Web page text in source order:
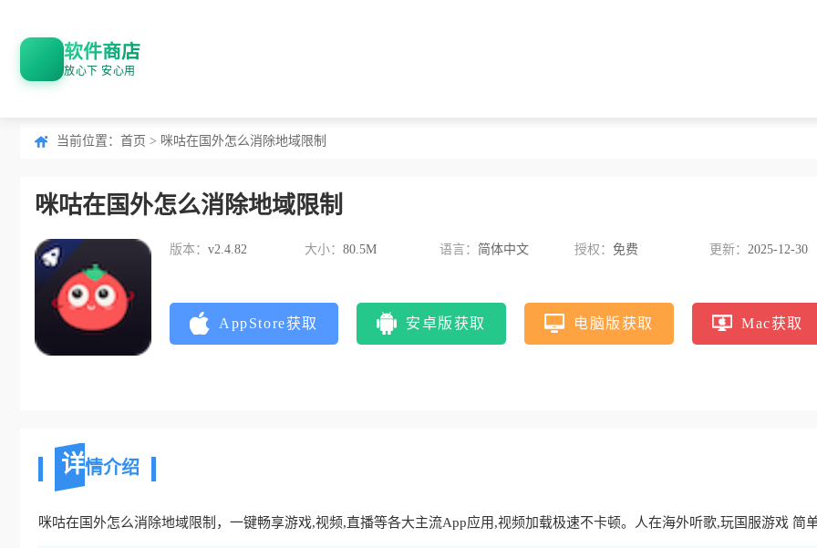
软件商店
放心下 安心用
当前位置： 首页 > 咪咕在国外怎么消除地域限制
咪咕在国外怎么消除地域限制
版本： v2.4.82 大小： 80.5M 语言： 简体中文 授权： 免费 更新： 2025-12-30
AppStore获取 安卓版获取 电脑版获取 Mac获取
详情介绍
咪咕在国外怎么消除地域限制，一键畅享游戏,视频,直播等各大主流App应用,视频加载极速不卡顿。人在海外听歌,玩国服游戏 简